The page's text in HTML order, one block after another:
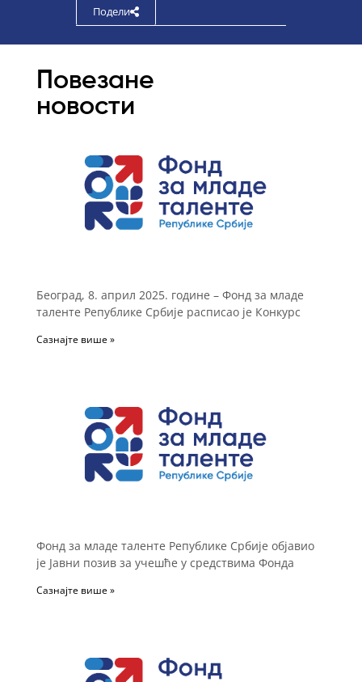
Подели
Повезане
новости
Београд, 8. април 2025. године – Фонд за младе
таленте Републике Србије расписао је Конкурс
Сазнајте више »
Фонд за младе таленте Републике Србије објавио
је Јавни позив за учешће у средствима Фонда
Сазнајте више »